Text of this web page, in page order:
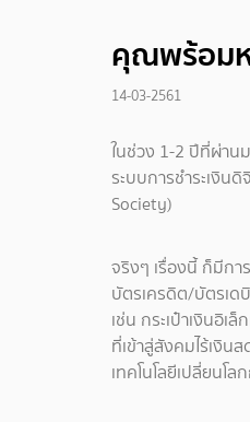
คุณพร้อมห
14-03-2561
ในช่วง 1-2 ปีที่ผ่าน
ระบบการชำระเงิน
Society)
จริงๆ เรื่องนี้ ก็มีกา
บัตรเครดิต/บัตรเด
เช่น กระเป๋าเงินอิ
ที่เข้าสู่สังคมไร้เงิน
เทคโนโลยีเปลี่ยนโ